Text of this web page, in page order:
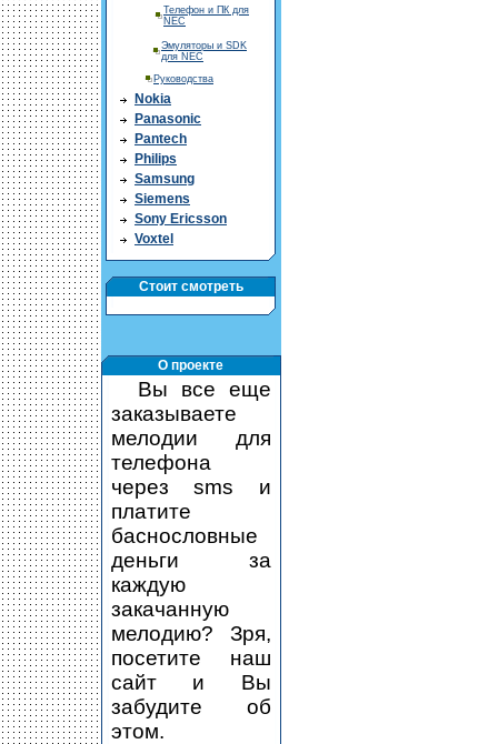
Телефон и ПК для
NEC
Эмуляторы и SDK
для NEC
Руководства
Nokia
Panasonic
Pantech
Philips
Samsung
Siemens
Sony Ericsson
Voxtel
Стоит смотреть
О проекте
Вы все еще
заказываете
мелодии для
телефона
через sms и
платите
баснословные
деньги за
каждую
закачанную
мелодию? Зря,
посетите наш
сайт и Вы
забудите об
этом.